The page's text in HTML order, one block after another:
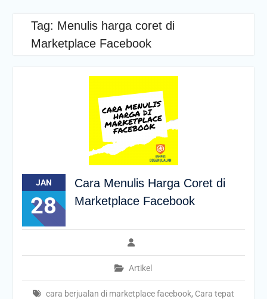
Tag: Menulis harga coret di
Marketplace Facebook
JAN
28
Cara Menulis Harga Coret di
Marketplace Facebook
Artikel
cara berjualan di marketplace facebook, Cara tepat